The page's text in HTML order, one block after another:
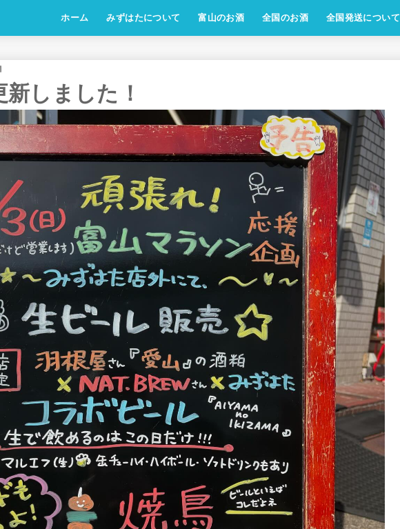
ホーム みずはたについて 富山のお酒 全国のお酒 全国発送について
しました！